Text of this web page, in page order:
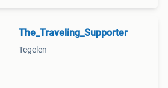
The_Traveling_Supporter
Tegelen